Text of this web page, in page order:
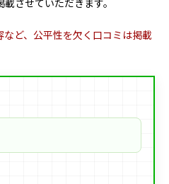
ど、公平性を欠く口コミは掲載